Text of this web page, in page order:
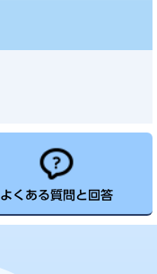
よくある質問と回答